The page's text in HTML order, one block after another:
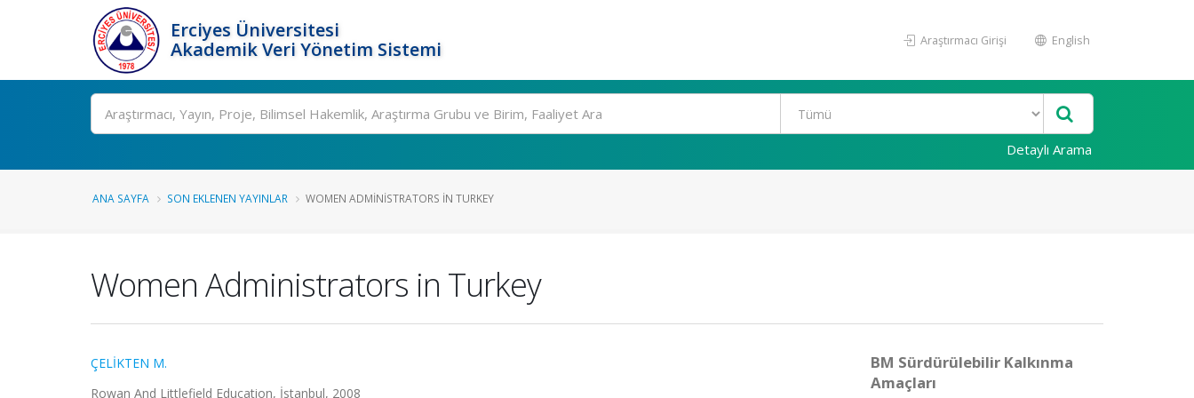
Erciyes Üniversitesi
Akademik Veri Yönetim Sistemi
Araştırmacı Girişi English
Ara
Detaylı Arama
ANA SAYFA SON EKLENEN YAYINLAR WOMEN ADMINISTRATORS IN TURKEY
Women Administrators in Turkey
ÇELİKTEN M.
Rowan And Littlefield Education, İstanbul, 2008
BM Sürdürülebilir Kalkınma
Amaçları